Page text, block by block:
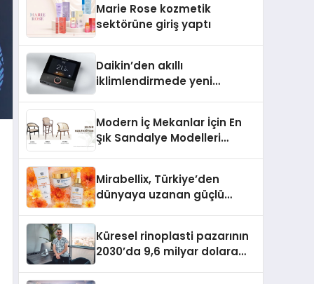
Aldı
Marie Rose kozmetik
sektörüne giriş yaptı
Daikin’den akıllı
iklimlendirmede yeni
Modern İç Mekanlar İçin En
Şık Sandalye Modelleri
Mirabellix, Türkiye’den
dünyaya uzanan güçlü
Küresel rinoplasti pazarının
2030’da 9,6 milyar dolara